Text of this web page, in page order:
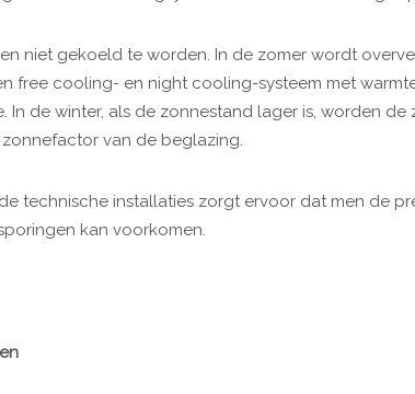
niet gekoeld te worden. In de zomer wordt
free cooling- en night cooling-systeem met
In de winter, als de zonnestand lager is, worden
van de beglazing.
technische installaties zorgt ervoor dat men de
kan voorkomen.